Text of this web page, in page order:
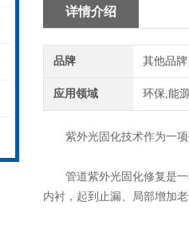
详情介绍
品牌 其他品牌
应用领域 环保,能
紫外光固化技术作为一项
管道紫外光固化修复是一
内衬，起到止漏、局部增加